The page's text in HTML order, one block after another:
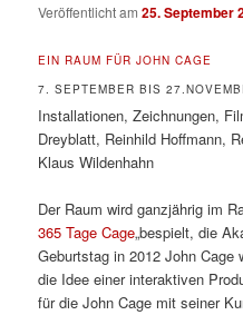
Veröffentlicht am25. September
EIN RAUM FÜR JOHN CAGE
7. SEPTEMBER BIS
Installationen, Zeichnungen,
Dreyblatt, Reinhild Hoffmann,
Klaus Wildenhahn
Der Raum wird ganzjährig im
365 Tage Cage„bespielt, die
Geburtstag in 2012 John Cage
die Idee einer interaktiven
für die John Cage mit seiner